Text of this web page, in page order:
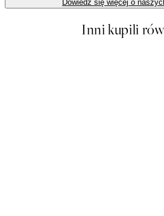
Dowiedz się więcej o
Inni kupili